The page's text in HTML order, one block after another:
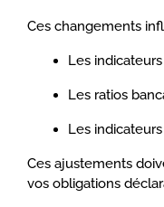
Ces changements
Les
Les ratios
Les
Ces ajustements
vos obligations